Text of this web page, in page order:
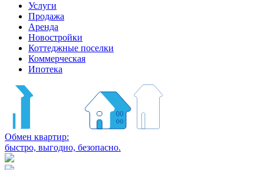
Услуги
Продажа
Аренда
Новостройки
Коттеджные поселки
Коммерческая
Ипотека
Обмен квартир:
быстро, выгодно, безопасно.